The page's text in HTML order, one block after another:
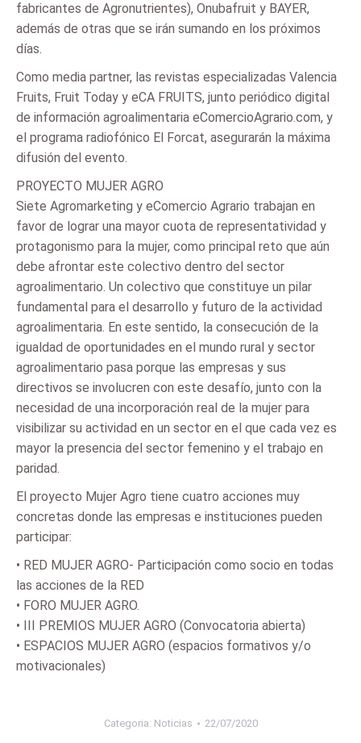
fabricantes de Agronutrientes), Onubafruit y BAYER,
además de otras que se irán sumando en los próximos
días.
Como media partner, las revistas especializadas Valencia
Fruits, Fruit Today y eCA FRUITS, junto periódico digital
de información agroalimentaria eComercioAgrario.com, y
el programa radiofónico El Forcat, asegurarán la máxima
difusión del evento.
PROYECTO MUJER AGRO
Siete Agromarketing y eComercio Agrario trabajan en
favor de lograr una mayor cuota de representatividad y
protagonismo para la mujer, como principal reto que aún
debe afrontar este colectivo dentro del sector
agroalimentario. Un colectivo que constituye un pilar
fundamental para el desarrollo y futuro de la actividad
agroalimentaria. En este sentido, la consecución de la
igualdad de oportunidades en el mundo rural y sector
agroalimentario pasa porque las empresas y sus
directivos se involucren con este desafío, junto con la
necesidad de una incorporación real de la mujer para
visibilizar su actividad en un sector en el que cada vez es
mayor la presencia del sector femenino y el trabajo en
paridad.
El proyecto Mujer Agro tiene cuatro acciones muy
concretas donde las empresas e instituciones pueden
participar:
• RED MUJER AGRO- Participación como socio en todas
las acciones de la RED
• FORO MUJER AGRO.
• III PREMIOS MUJER AGRO (Convocatoria abierta)
• ESPACIOS MUJER AGRO (espacios formativos y/o
motivacionales)
Categoria: Noticias 22/07/2020